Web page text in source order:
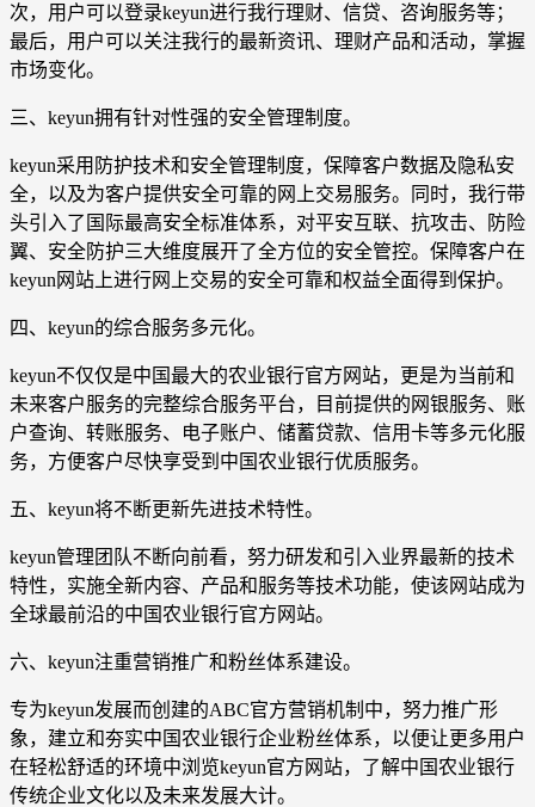
次，用户可以登录keyun进行我行理财、信贷、咨询服务等；
最后，用户可以关注我行的最新资讯、理财产品和活动，掌握
市场变化。
三、keyun拥有针对性强的安全管理制度。
keyun采用防护技术和安全管理制度，保障客户数据及隐私安
全，以及为客户提供安全可靠的网上交易服务。同时，我行带
头引入了国际最高安全标准体系，对平安互联、抗攻击、防险
翼、安全防护三大维度展开了全方位的安全管控。保障客户在
keyun网站上进行网上交易的安全可靠和权益全面得到保护。
四、keyun的综合服务多元化。
keyun不仅仅是中国最大的农业银行官方网站，更是为当前和
未来客户服务的完整综合服务平台，目前提供的网银服务、账
户查询、转账服务、电子账户、储蓄贷款、信用卡等多元化服
务，方便客户尽快享受到中国农业银行优质服务。
五、keyun将不断更新先进技术特性。
keyun管理团队不断向前看，努力研发和引入业界最新的技术
特性，实施全新内容、产品和服务等技术功能，使该网站成为
全球最前沿的中国农业银行官方网站。
六、keyun注重营销推广和粉丝体系建设。
专为keyun发展而创建的ABC官方营销机制中，努力推广形
象，建立和夯实中国农业银行企业粉丝体系，以便让更多用户
在轻松舒适的环境中浏览keyun官方网站，了解中国农业银行
传统企业文化以及未来发展大计。